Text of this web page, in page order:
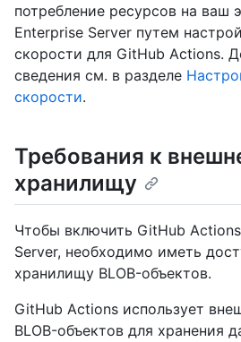
потребление ресурсов на ваш
Enterprise Server путем
скорости для GitHub Actions.
сведения см. в разделе
скорости.
Требования к
хранилищу
Чтобы включить GitHub
Server, необходимо иметь
хранилищу BLOB-объектов.
GitHub Actions использует
BLOB-объектов для хранения